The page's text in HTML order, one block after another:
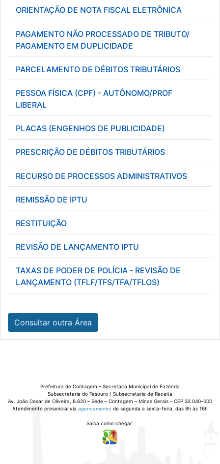
ORIENTAÇÃO DE NOTA FISCAL ELETRÔNICA
PAGAMENTO NÃO PROCESSADO DE TRIBUTO/
PAGAMENTO EM DUPLICIDADE
PARCELAMENTO DE DÉBITOS TRIBUTÁRIOS
PESSOA FÍSICA (CPF) - AUTÔNOMO/PROF
LIBERAL
PLACAS (ENGENHOS DE PUBLICIDADE)
PRESCRIÇÃO DE DÉBITOS TRIBUTÁRIOS
RECURSO DE PROCESSOS ADMINISTRATIVOS
REMISSÃO DE IPTU
RESTITUIÇÃO
REVISÃO DE LANÇAMENTO IPTU
TAXAS DE PODER DE POLÍCIA - REVISÃO DE
LANÇAMENTO (TFLF/TFS/TFA/TFLOS)
Consultar outra Área
Prefeitura de Contagem – Secretaria Municipal de Fazenda
Subsecretaria do Tesouro / Subsecretaria de Receita
Av. João Cesar de Oliveira, 6.620 – Sede – Contagem – Minas Gerais – CEP 32.040-000
Atendimento presencial via agendamento: de segunda a sexta-feira, das 8h às 16h
Saiba como chegar: